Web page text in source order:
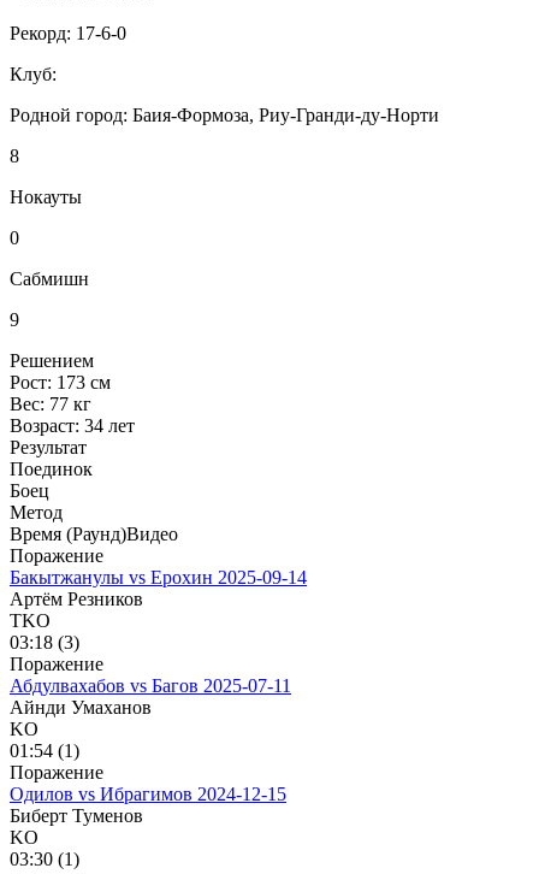
Рекорд: 17-6-0
Клуб:
Родной город: Баия-Формоза, Риу-Гранди-ду-Норти
8
Нокауты
0
Сабмишн
9
Решением
Рост: 173 см
Вес: 77 кг
Возраст: 34 лет
Результат
Поединок
Боец
Метод
Время (Раунд)Видео
Поражение
Бакытжанулы vs Ерохин 2025-09-14
Артём Резников
TKO
03:18 (3)
Поражение
Абдулвахабов vs Багов 2025-07-11
Айнди Умаханов
KO
01:54 (1)
Поражение
Одилов vs Ибрагимов 2024-12-15
Биберт Туменов
KO
03:30 (1)